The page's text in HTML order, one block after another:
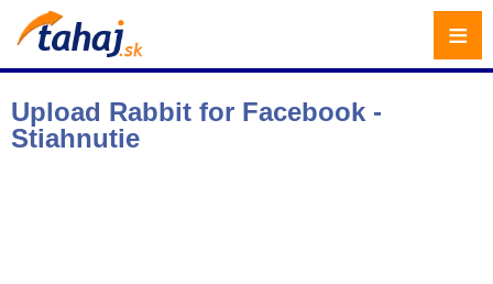
Upload Rabbit for Facebook -
Stiahnutie
≡